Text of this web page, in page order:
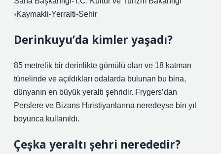
›Kaymakli-Yerralti-Sehir
Derinkuyu’da kimler yaşadı?
85 metrelik bir derinlikte gömülü olan ve 18 katman
tünelinde ve açıldıkları odalarda bulunan bu bina,
dünyanın en büyük yeraltı şehridir. Frygers’dan
Perslere ve Bizans Hıristiyanlarına neredeyse bin yıl
boyunca kullanıldı.
Çeşka yeraltı şehri nerededir?